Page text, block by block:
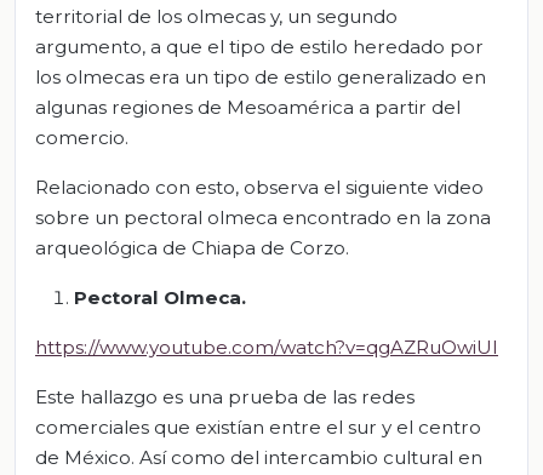
territorial de los olmecas y, un segundo
argumento, a que el tipo de estilo heredado por
los olmecas era un tipo de estilo generalizado en
algunas regiones de Mesoamérica a partir del
comercio.
Relacionado con esto, observa el siguiente video
sobre un pectoral olmeca encontrado en la zona
arqueológica de Chiapa de Corzo.
Pectoral Olmeca.
https://www.youtube.com/watch?v=qgAZRuOwiUI
Este hallazgo es una prueba de las redes
comerciales que existían entre el sur y el centro
de México. Así como del intercambio cultural en